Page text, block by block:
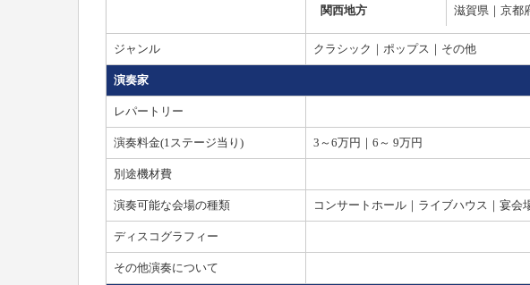
関西地方 滋賀県｜京都
ジャンル クラシック｜ポップス｜その他
演奏家
レパートリー
演奏料金(1ステージ当り) 3～6万円｜6～ 9万円
別途機材費
演奏可能な会場の種類 コンサートホール｜ライブハウス｜宴会
ディスコグラフィー
その他演奏について